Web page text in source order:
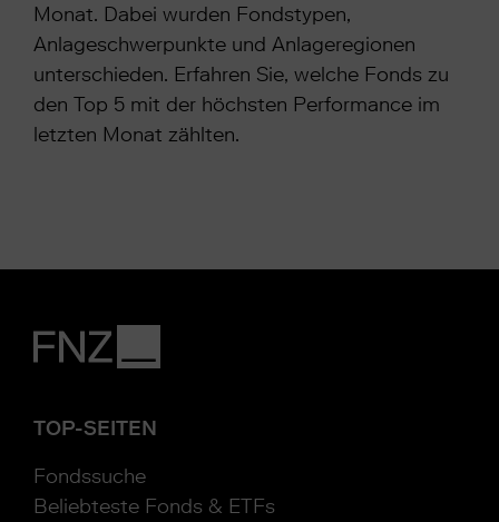
Monat. Dabei wurden Fondstypen,
Anlageschwerpunkte und Anlageregionen
unterschieden. Erfahren Sie, welche Fonds zu
den Top 5 mit der höchsten Performance im
letzten Monat zählten.
TOP-SEITEN
Fondssuche
Beliebteste Fonds & ETFs